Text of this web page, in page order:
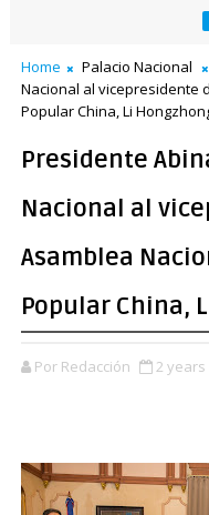
ganador de RD$37
Home Palacio Nacional
Nacional al vicepresidente
Popular China, Li
Presidente
Nacional al
Asamblea
Popular China,
Por Redacción 2 years